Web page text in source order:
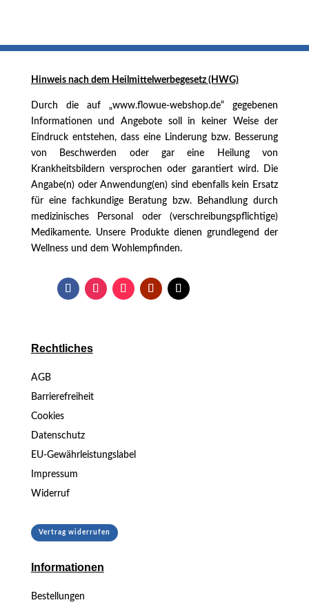
Hinweis nach dem Heilmittelwerbegesetz (HWG)
Durch die auf „www.flowue-webshop.de“ gegebenen
Informationen und Angebote soll in keiner Weise der
Eindruck entstehen, dass eine Linderung bzw. Besserung
von Beschwerden oder gar eine Heilung von
Krankheitsbildern versprochen oder garantiert wird. Die
Angabe(n) oder Anwendung(en) sind ebenfalls kein Ersatz
für eine fachkundige Beratung bzw. Behandlung durch
medizinisches Personal oder (verschreibungspflichtige)
Medikamente. Unsere Produkte dienen grundlegend der
Wellness und dem Wohlempfinden.
Rechtliches
AGB
Barrierefreiheit
Cookies
Datenschutz
EU-Gewährleistungslabel
Impressum
Widerruf
Vertrag widerrufen
Informationen
Bestellungen